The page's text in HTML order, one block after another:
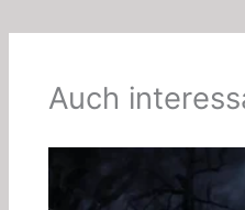
Auch